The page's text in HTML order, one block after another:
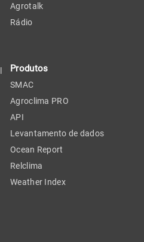
Agrotalk
Rádio
Produtos
SMAC
Agroclima PRO
API
Levantamento de dados
Ocean Report
Relclima
Weather Index